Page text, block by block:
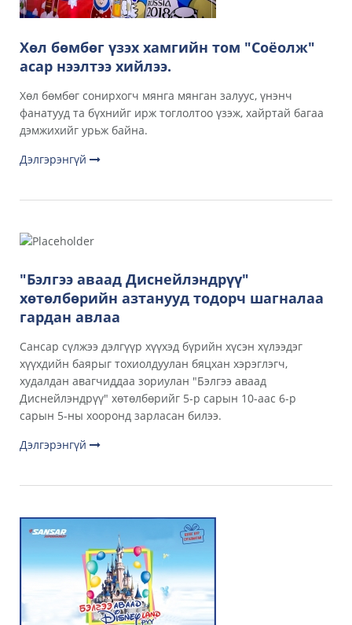
Хөл бөмбөг үзэх хамгийн том "Соёолж"
асар нээлтээ хийлээ.
Хөл бөмбөг сонирхогч мянга мянган залуус, үнэнч
фанатууд та бүхнийг ирж тоглолтоо үзэж, хайртай багаа
дэмжихийг урьж байна.
Дэлгэрэнгүй
"Бэлгээ аваад Диснейлэндрүү"
хөтөлбөрийн азтанууд тодорч шагналаа
гардан авлаа
Сансар сүлжээ дэлгүүр хүүхэд бүрийн хүсэн хүлээдэг
хүүхдийн баярыг тохиолдуулан бяцхан хэрэглэгч,
худалдан авагчиддаа зориулан "Бэлгээ аваад
Диснейлэндрүү" хөтөлбөрийг 5-р сарын 10-аас 6-р
сарын 5-ны хооронд зарласан билээ.
Дэлгэрэнгүй